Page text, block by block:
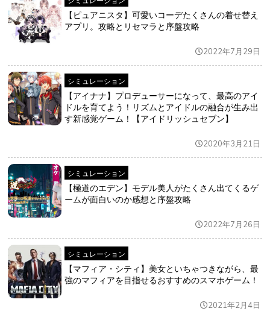
【ピュアニスタ】可愛いコーデたくさんの着せ替え
アプリ。攻略とリセマラと序盤攻略
2022年7月29日
シミュレーション
【アイナナ】プロデューサーになって、最高のアイ
ドルを育てよう！リズムとアイドルの融合が生み出
す新感覚ゲーム！【アイドリッシュセブン】
2020年3月21日
シミュレーション
【極道のエデン】モデル美人がたくさん出てくるゲ
ームが面白いのか感想と序盤攻略
2022年7月26日
シミュレーション
【マフィア・シティ】美女といちゃつきながら、最
強のマフィアを目指せるおすすめのスマホゲーム！
2021年2月4日